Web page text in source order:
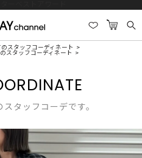
のスタッフコーディネート
スタッフコーディネート
タッフコーデです。